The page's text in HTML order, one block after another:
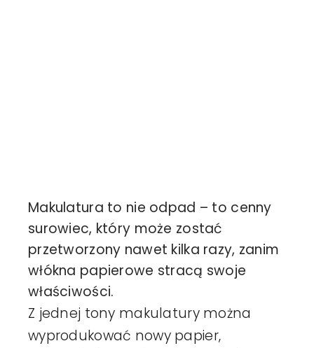
Makulatura to nie odpad – to cenny
surowiec, który może zostać
przetworzony nawet kilka razy, zanim
włókna papierowe stracą swoje
właściwości.
Z jednej tony makulatury można
wyprodukować nowy papier,